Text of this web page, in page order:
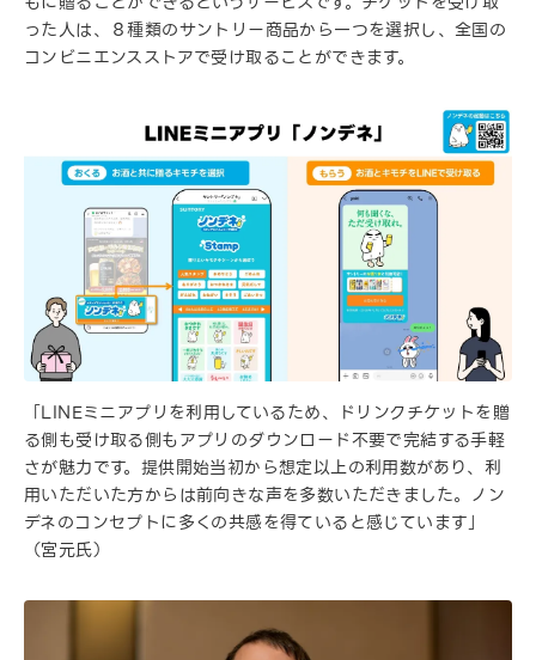
った人は、８種類のサントリー商品から一つを選択し、全国の
コンビニエンスストアで受け取ることができます。
「LINEミニアプリを利用しているため、ドリンクチケットを贈
る側も受け取る側もアプリのダウンロード不要で完結する手軽
さが魅力です。提供開始当初から想定以上の利用数があり、利
用いただいた方からは前向きな声を多数いただきました。ノン
デネのコンセプトに多くの共感を得ていると感じています」
（宮元氏）